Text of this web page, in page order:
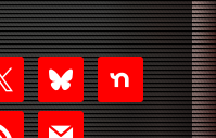
blueskynextdoor
mail